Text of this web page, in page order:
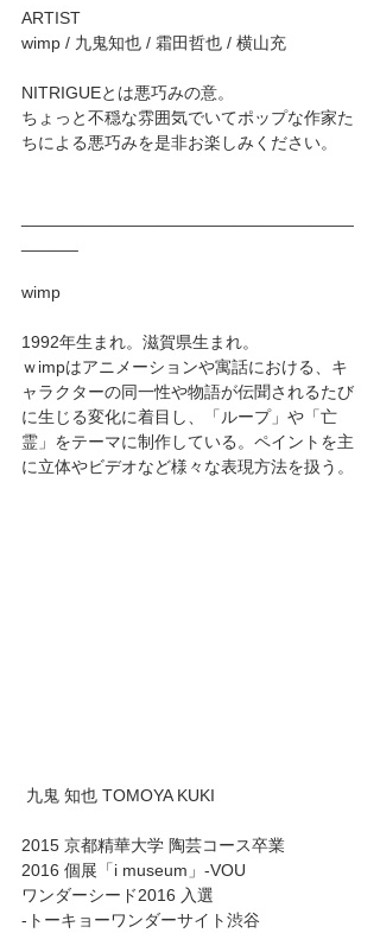
ARTIST
wimp / 九鬼知也 / 霜田哲也 / 横山充
NITRIGUEとは悪巧みの意。
ちょっと不穏な雰囲気でいてポップな作家た
ちによる悪巧みを是非お楽しみください。
wimp
1992年生まれ。滋賀県生まれ。
ｗimpはアニメーションや寓話における、キ
ャラクターの同一性や物語が伝聞されるたび
に生じる変化に着目し、「ループ」や「亡
霊」をテーマに制作している。ペイントを主
に立体やビデオなど様々な表現方法を扱う。
九鬼 知也 TOMOYA KUKI
2015 京都精華大学 陶芸コース卒業
2016 個展「i museum」-VOU
ワンダーシード2016 入選
-トーキョーワンダーサイト渋谷